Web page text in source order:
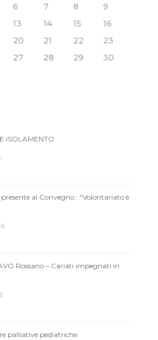
6 7 8
9
13 14 15
16
20 21 22
23
27 28 29
30
ISOLAMENTO
al Convegno : “Volontariato è
Rossano – Cariati impegnati in
palliative pediatriche